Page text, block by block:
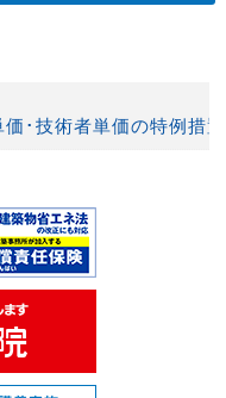
･技術者単価の特例措